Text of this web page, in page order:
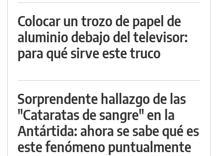
Colocar un trozo de papel de
aluminio debajo del televisor:
para qué sirve este truco
Sorprendente hallazgo de las
"Cataratas de sangre" en la
Antártida: ahora se sabe qué es
este fenómeno puntualmente